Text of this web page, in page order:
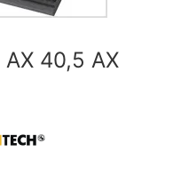
40,5 AX